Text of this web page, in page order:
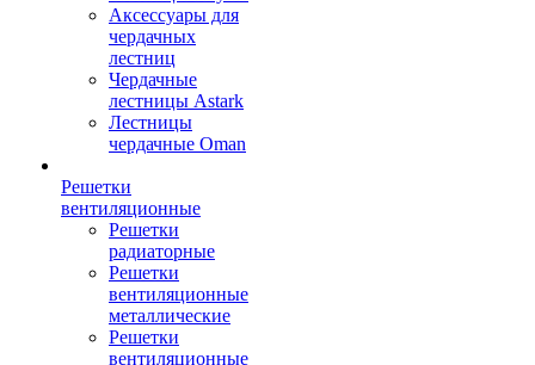
Аксессуары для
чердачных
лестниц
Чердачные
лестницы Astark
Лестницы
чердачные Oman
Решетки
вентиляционные
Решетки
радиаторные
Решетки
вентиляционные
металлические
Решетки
вентиляционные